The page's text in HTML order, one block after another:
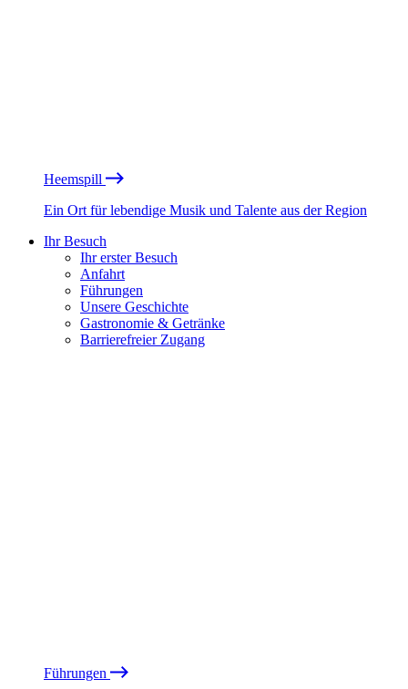
Heemspill
Ein Ort für lebendige Musik und Talente aus der Region
Ihr Besuch
Ihr erster Besuch
Anfahrt
Führungen
Unsere Geschichte
Gastronomie & Getränke
Barrierefreier Zugang
Führungen